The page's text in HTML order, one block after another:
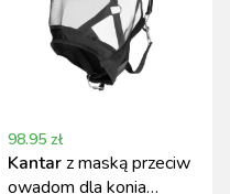
98.95 zł
Kantarz maską przeciw
owadom dla konia